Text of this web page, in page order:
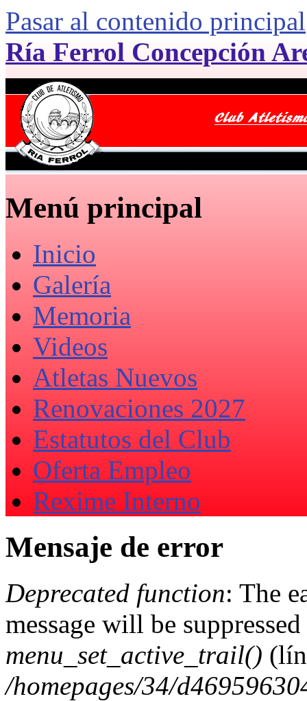
Pasar al contenido principal
Ría Ferrol Concepción
Menú principal
Inicio
Galería
Memoria
Videos
Atletas Nuevos
Renovaciones 2027
Estatutos del Club
Oferta Empleo
Rexime Interno
Mensaje de error
Deprecated function: The
message will be
menu_set_active_trail()
/homepages/34/